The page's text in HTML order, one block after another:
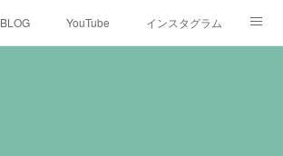
BLOG YouTube インスタグラム